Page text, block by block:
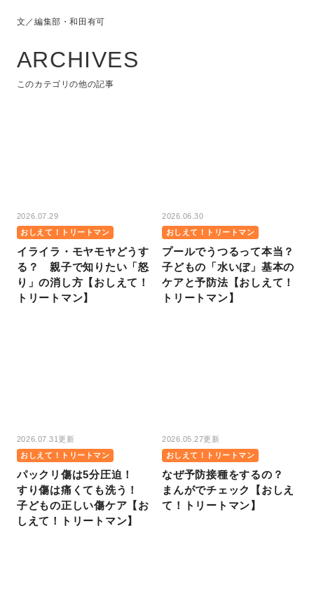
文／編集部・和田有可
ARCHIVES
このカテゴリの他の記事
2026.07.29
おしえて！トリートマン
イライラ・モヤモヤどうす
る？ 親子で知りたい「怒
り」の消し方【おしえて！
トリートマン】
2026.06.30
おしえて！トリートマン
プールでうつるって本当？
子どもの「水いぼ」基本の
ケアと予防法【おしえて！
トリートマン】
2026.07.31更新
おしえて！トリートマン
パックリ傷は5分圧迫！
すり傷は痛くても洗う！
子どもの正しい傷ケア【お
しえて！トリートマン】
2026.05.27更新
おしえて！トリートマン
なぜ予防接種をするの？
まんがでチェック【おしえ
て！トリートマン】